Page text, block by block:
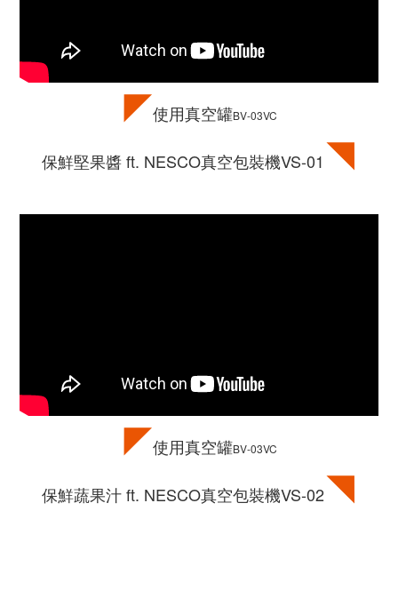
◤使用真空罐BV-03VC
保鮮堅果醬 ft. NESCO真空包裝機VS-01◥
◤使用真空罐BV-03VC
保鮮蔬果汁 ft. NESCO真空包裝機VS-02◥